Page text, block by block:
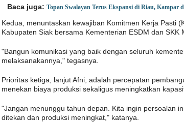
Baca juga: Topan Swalayan Terus Ekspansi di Riau, Kampar
Kedua, menuntaskan kewajiban Komitmen Kerja Pasti
Kabupaten Siak bersama Kementerian ESDM dan SKK
"Bangun komunikasi yang baik dengan seluruh
melaksanakannya," tegasnya.
Prioritas ketiga, lanjut Afni, adalah percepatan
menekan biaya produksi sekaligus meningkatkan
"Jangan menunggu tahun depan. Kita ingin persoalan
ditekan dan produksi meningkat," katanya.